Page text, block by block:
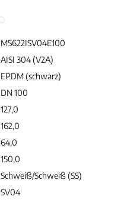
MS622ISV04E100
AISI 304 (V2A)
EPDM (schwarz)
DN 100
127,0
162,0
64,0
150,0
Schweiß/Schweiß (SS)
SV04